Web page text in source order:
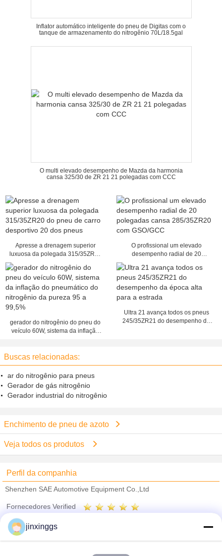
Inflator automático inteligente do pneu de Digitas com o
tanque de armazenamento do nitrogênio 70L/18.5gal
O multi elevado desempenho de Mazda da harmonia
cansa 325/30 de ZR 21 21 polegadas com CCC
Apresse a drenagem superior
luxuosa da polegada 315/35ZR20
dos pneus
O profissional um elevado
desempenho radial de 20
polegadas cansa 285/35ZR20 com
GSO/GCC
gerador do nitrogênio do pneu do
veículo 60W, sistema da inflação
Ultra 21 avança todos os pneus
245/35ZR21 do desempenho da
Buscas relacionadas:
ar do nitrogênio para pneus
Gerador de gás nitrogênio
Gerador industrial do nitrogênio
Enchimento de pneu de azoto
Veja todos os produtos
Perfil da companhia
Shenzhen SAE Automotive Equipment Co.,Ltd
Fornecedores Verified
Trust Seal
jinxinggs